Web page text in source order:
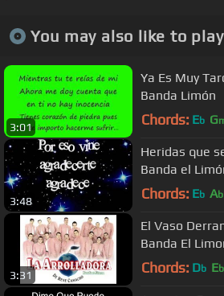
You may also like to play
3:01
Ya Es Muy
Banda Limón
Chords: Eb G
3:48
Heridas que
Banda el
Chords: Eb Ab
3:31
El Vaso
Banda El
Chords: Db Eb